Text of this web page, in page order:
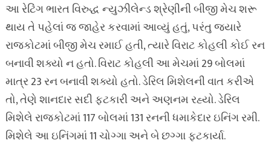
આ રેટિંગ ભારત વિરુદ્ધ ન્યુઝીલેન્ડ શ્રેણીની બીજી મેચ શરૂ
થાય તે પહેલાં જ જાહેર કરવામાં આવ્યું હતું, પરંતુ જ્યારે
રાજકોટમાં બીજી મેચ રમાઈ હતી, ત્યારે વિરાટ કોહલી કોઈ રન
બનાવી શક્યો ન હતો. વિરાટ કોહલી આ મેચમાં 29 બોલમાં
માત્ર 23 રન બનાવી શક્યો હતો. ડેરિલ મિશેલની વાત કરીએ
તો, તેણે શાનદાર સદી ફટકારી અને અણનમ રહ્યો. ડેરિલ
મિશેલે રાજકોટમાં 117 બોલમાં 131 રનની ધમાકેદાર ઇનિંગ રમી.
મિશેલે આ ઇનિંગમાં 11 ચોગ્ગા અને બે છગ્ગા ફટકાર્યા.